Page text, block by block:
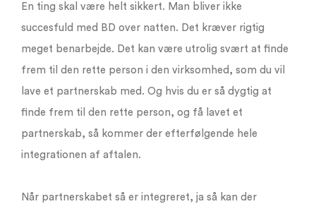
En ting skal være helt sikkert. Man bliver ikke
succesfuld med BD over natten. Det kræver rigtig
meget benarbejde. Det kan være utrolig svært at finde
frem til den rette person i den virksomhed, som du vil
lave et partnerskab med. Og hvis du er så dygtig at
finde frem til den rette person, og få lavet et
partnerskab, så kommer der efterfølgende hele
integrationen af aftalen.
Når partnerskabet så er integreret, ja så kan der